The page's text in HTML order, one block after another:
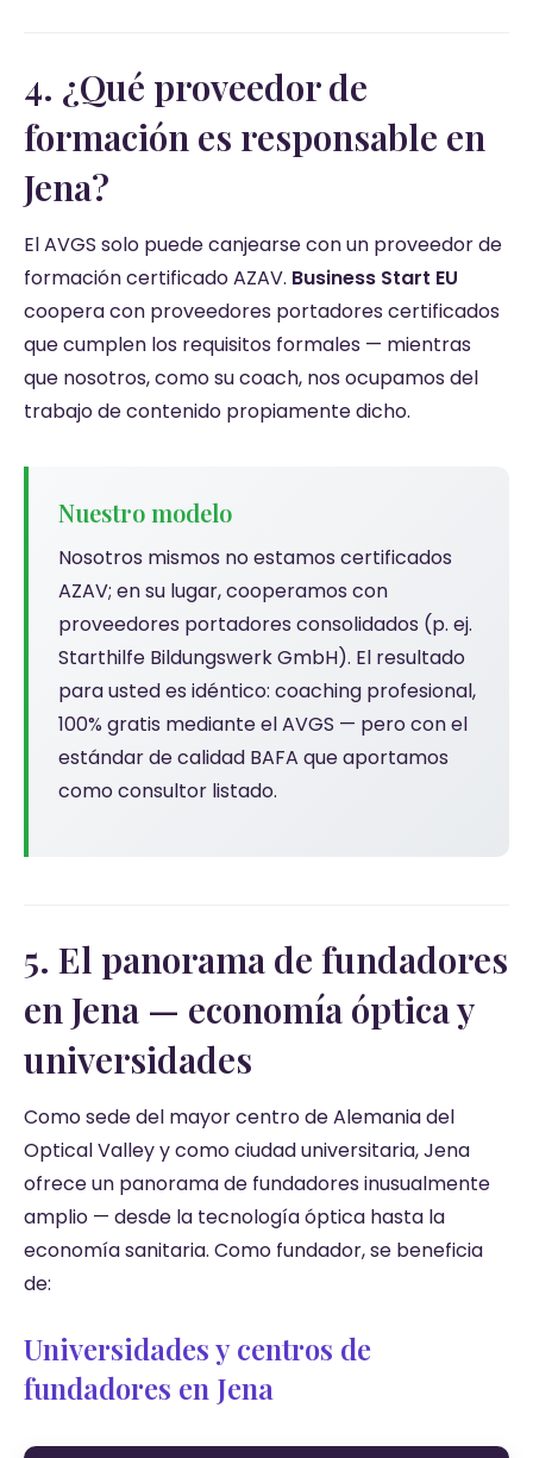
4. ¿Qué proveedor de
formación es responsable en
Jena?
El AVGS solo puede canjearse con un proveedor de
formación certificado AZAV. Business Start EU
coopera con proveedores portadores certificados
que cumplen los requisitos formales — mientras
que nosotros, como su coach, nos ocupamos del
trabajo de contenido propiamente dicho.
Nuestro modelo
Nosotros mismos no estamos certificados
AZAV; en su lugar, cooperamos con
proveedores portadores consolidados (p. ej.
Starthilfe Bildungswerk GmbH). El resultado
para usted es idéntico: coaching profesional,
100% gratis mediante el AVGS — pero con el
estándar de calidad BAFA que aportamos
como consultor listado.
5. El panorama de fundadores
en Jena — economía óptica y
universidades
Como sede del mayor centro de Alemania del
Optical Valley y como ciudad universitaria, Jena
ofrece un panorama de fundadores inusualmente
amplio — desde la tecnología óptica hasta la
economía sanitaria. Como fundador, se beneficia
de:
Universidades y centros de
fundadores en Jena